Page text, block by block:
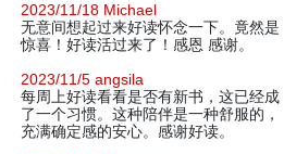
2023/11/18 Michael
无意间想起过来好读怀念一下。竟然是
惊喜！好读活过来了！感恩 感谢。
2023/11/5 angsila
每周上好读看看是否有新书，这已经成
了一个习惯。这种陪伴是一种舒服的，
充满确定感的安心。感谢好读。